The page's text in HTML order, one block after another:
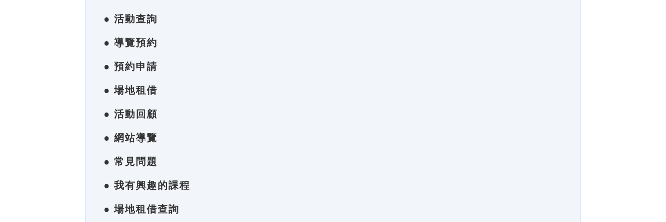
● 活動查詢
● 導覽預約
● 預約申請
● 場地租借
● 活動回顧
● 網站導覽
● 常見問題
● 我有興趣的課程
● 場地租借查詢